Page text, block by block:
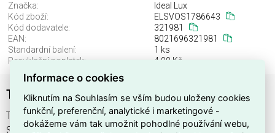
Značka:
Ideal Lux
Kód zboží:
ELSVOS1786643
Kód dodavatele:
321981
EAN:
8021696321981
Standardní balení:
1 ks
Recyklační poplatek:
4,00 Kč
TORRE PT1 H22 COFFEE
TORRE PT1 H22 COFFEE najdete v kategoriích Svítidla,
Svítidla, světelné zdroje a LED osvětlení, výrobce Ideal Lux,
Informace o cookies
Kliknutím na Souhlasím se vším budou uloženy cookies
funkční, preferenční, analytické i marketingové -
dokážeme vám tak umožnit pohodlné používání webu,